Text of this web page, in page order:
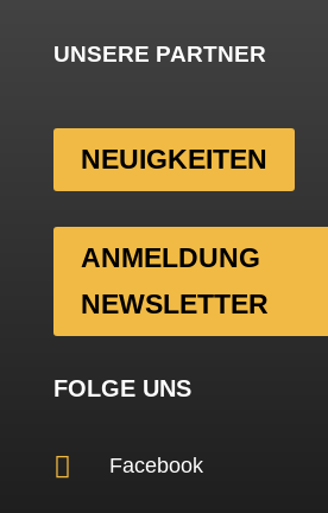
UNSERE PARTNER
NEUIGKEITEN
ANMELDUNG
NEWSLETTER
FOLGE UNS
 Facebook